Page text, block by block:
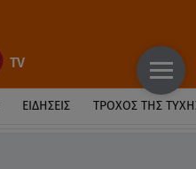
ΕΙΔΉΣΕΙΣ ΤΡΟΧΌΣ ΤΗΣ